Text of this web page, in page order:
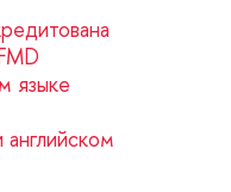
языке